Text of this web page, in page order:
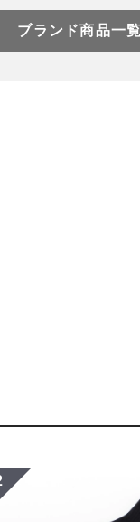
ブランド商品一